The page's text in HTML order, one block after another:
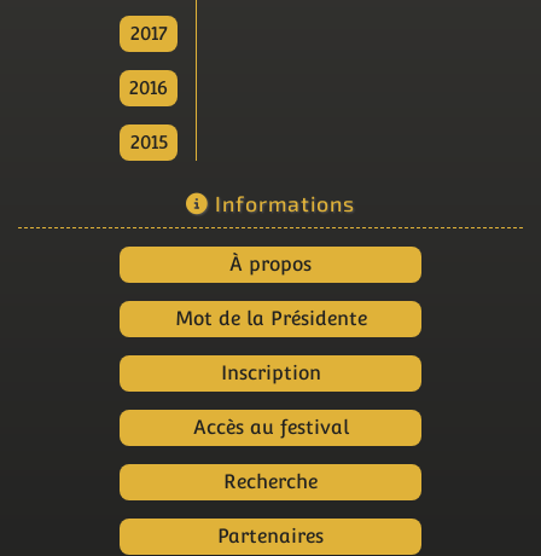
2017
2016
2015
Informations
À propos
Mot de la Présidente
Inscription
Accès au festival
Recherche
Partenaires